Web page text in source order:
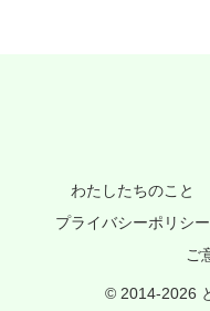
わたしたちのこと
プライバシーポリシー
ご
© 2014-2026